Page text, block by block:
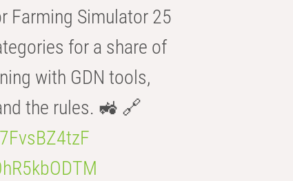
Farming Simulator 25
for a share of
with GDN tools,
the rules. 🚜 🔗